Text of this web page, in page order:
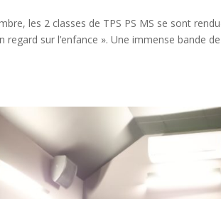
les 2 classes de TPS PS MS se sont
regard sur l’enfance ». Une immense bande